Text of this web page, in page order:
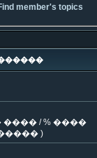
member's topics
/ % ����
)